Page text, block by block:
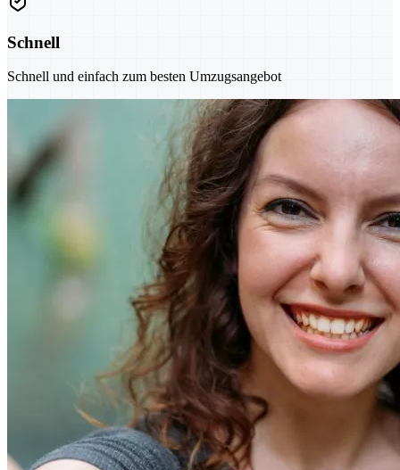
Schnell
Schnell und einfach zum besten Umzugsangebot